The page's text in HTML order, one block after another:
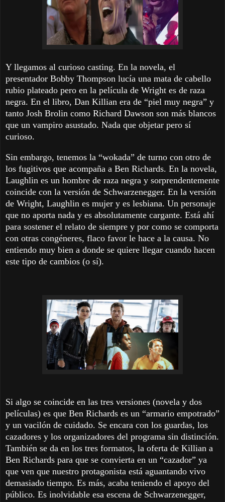
Y llegamos al curioso casting. En la novela, el
presentador Bobby Thompson lucía una mata de cabello
rubio plateado pero en la película de Wright es de raza
negra. En el libro, Dan Killian era de “piel muy negra” y
tanto Josh Brolin como Richard Dawson son más blancos
que un vampiro asustado. Nada que objetar pero sí
curioso.
Sin embargo, tenemos la “wokada” de turno con otro de
los fugitivos que acompaña a Ben Richards. En la novela,
Laughlin es un hombre de raza negra y sorprendentemente
coincide con la versión de Schwarzenegger. En la versión
de Wright, Laughlin es mujer y es lesbiana. Un personaje
que no aporta nada y es absolutamente cargante. Está ahí
para sostener el relato de siempre y por como se comporta
con otras congéneres, flaco favor le hace a la causa. No
entiendo muy bien a donde se quiere llegar cuando hacen
este tipo de cambios (o sí).
Si algo se coincide en las tres versiones (novela y dos
películas) es que Ben Richards es un “armario empotrado”
y un vacilón de cuidado. Se encara con los guardas, los
cazadores y los organizadores del programa sin distinción.
También se da en los tres formatos, la oferta de Killian a
Ben Richards para que se convierta en un “cazador” ya
que ven que nuestro protagonista está aguantando vivo
demasiado tiempo. Es más, acaba teniendo el apoyo del
público. Es inolvidable esa escena de Schwarzenegger,